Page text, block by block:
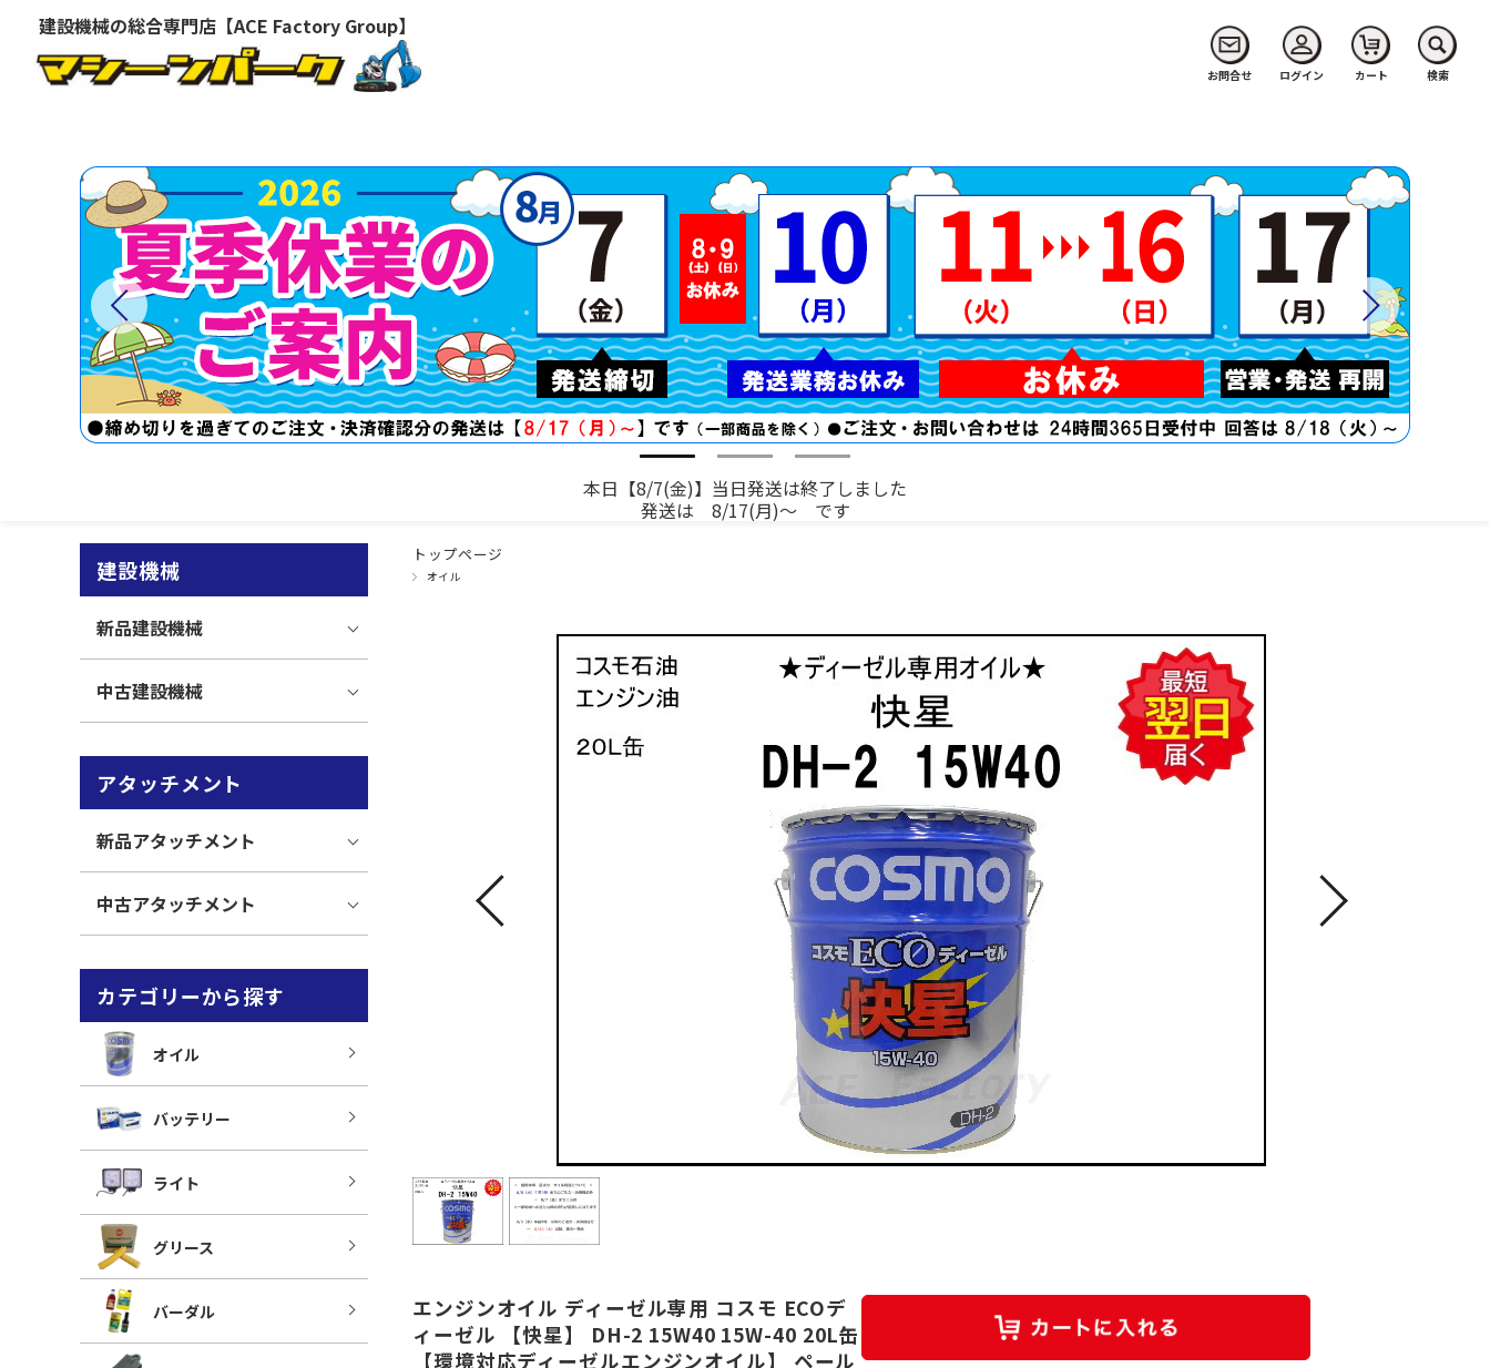
建設機械の総合専門店【ACE Factory Group】
お問合せ ログイン カート 検索
本日【8/7(金)】当日発送は終了しました
発送は 8/17(月)～ です
トップページ
オイル
エンジンオイル ディーゼル専用 コスモ ECOデ
ィーゼル 【快星】 DH-2 15W40 15W-40 20L缶
【環境対応ディーゼルエンジンオイル】 ペール
建設機械
新品建設機械
中古建設機械
アタッチメント
新品アタッチメント
中古アタッチメント
カテゴリーから探す
オイル
バッテリー
ライト
グリース
バーダル